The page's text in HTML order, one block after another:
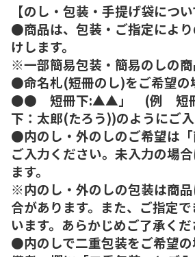
【のし・包装・手提げ袋につい
●商品は、包装・ご指定によ
けします。
※一部簡易包装・簡易のしの商
●命名札(短冊のし)をご希望の
●● 短冊下:▲▲」 (例 短冊
下：太郎(たろう))のようにご入
●内のし・外のしのご希望は
ご入力ください。未入力の場
ます。
※内のし・外のしの包装は商
合があります。また、ご指定
います。あらかじめご了承くだ
●内のしで二重包装をご希望